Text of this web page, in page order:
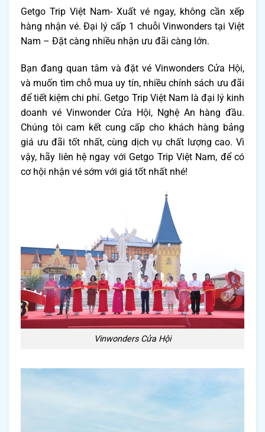
Getgo Trip Việt Nam- Xuất vé ngay, không cần xếp
hàng nhận vé. Đại lý cấp 1 chuỗi Vinwonders tại Việt
Nam – Đặt càng nhiều nhận ưu đãi càng lớn.
Bạn đang quan tâm và đặt vé Vinwonders Cửa Hội,
và muốn tìm chỗ mua uy tín, nhiều chính sách ưu đãi
để tiết kiệm chi phí. Getgo Trip Việt Nam là đại lý kinh
doanh vé Vinwonder Cửa Hội, Nghệ An hàng đầu.
Chúng tôi cam kết cung cấp cho khách hàng bảng
giá ưu đãi tốt nhất, cùng dịch vụ chất lượng cao. Vì
vậy, hãy liên hệ ngay với Getgo Trip Việt Nam, để có
cơ hội nhận vé sớm với giá tốt nhất nhé!
Vinwonders Cửa Hội